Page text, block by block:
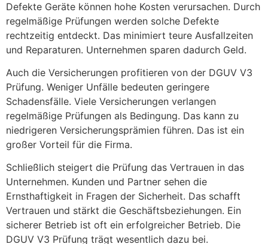
Defekte Geräte können hohe Kosten verursachen. Durch
regelmäßige Prüfungen werden solche Defekte
rechtzeitig entdeckt. Das minimiert teure Ausfallzeiten
und Reparaturen. Unternehmen sparen dadurch Geld.
Auch die Versicherungen profitieren von der DGUV V3
Prüfung. Weniger Unfälle bedeuten geringere
Schadensfälle. Viele Versicherungen verlangen
regelmäßige Prüfungen als Bedingung. Das kann zu
niedrigeren Versicherungsprämien führen. Das ist ein
großer Vorteil für die Firma.
Schließlich steigert die Prüfung das Vertrauen in das
Unternehmen. Kunden und Partner sehen die
Ernsthaftigkeit in Fragen der Sicherheit. Das schafft
Vertrauen und stärkt die Geschäftsbeziehungen. Ein
sicherer Betrieb ist oft ein erfolgreicher Betrieb. Die
DGUV V3 Prüfung trägt wesentlich dazu bei.